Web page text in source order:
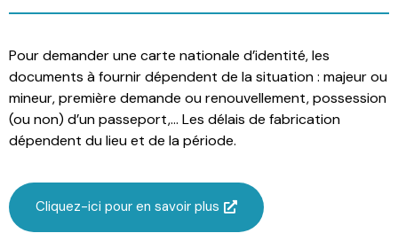
Pour demander une carte nationale d’identité, les
documents à fournir dépendent de la situation : majeur ou
mineur, première demande ou renouvellement, possession
(ou non) d’un passeport,… Les délais de fabrication
dépendent du lieu et de la période.
Cliquez-ici pour en savoir plus